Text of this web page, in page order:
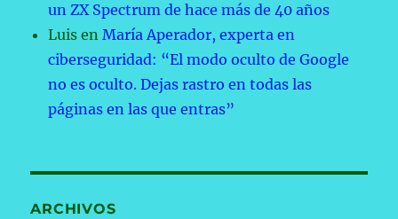
un ZX Spectrum de hace más de 40 años
Luis enMaría Aperador, experta en
ciberseguridad: “El modo oculto de Google
no es oculto. Dejas rastro en todas las
páginas en las que entras”
ARCHIVOS